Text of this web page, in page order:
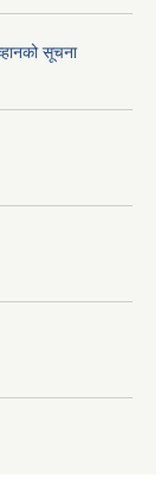
सूचना